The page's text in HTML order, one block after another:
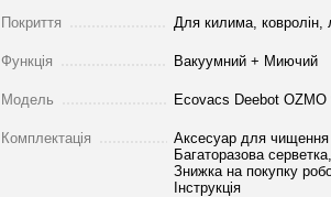
Покриття Для килима, ковролін,
Функція Вакуумний + Миючий
Модель Ecovacs Deebot OZMO
Комплектація
Аксесуар для чищення
Багаторазова
Знижка на покупку
Інструкція